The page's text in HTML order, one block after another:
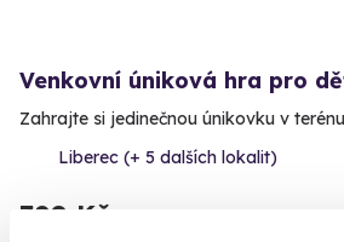
Venkovní úniková hra pro
Zahrajte si jedinečnou únikovku v
Liberec (+ 5 dalších lokalit)
790 Kč